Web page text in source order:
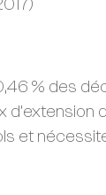
% des
d’extension
et